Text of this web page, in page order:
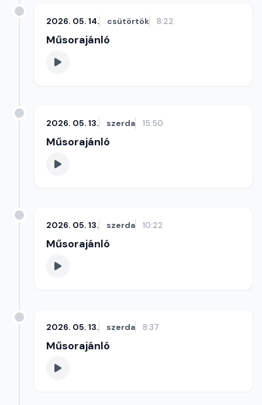
2026. 05. 14. csütörtök 8:22
Műsorajánló
2026. 05. 13. szerda 15:50
Műsorajánló
2026. 05. 13. szerda 10:22
Műsorajánló
2026. 05. 13. szerda 8:37
Műsorajánló